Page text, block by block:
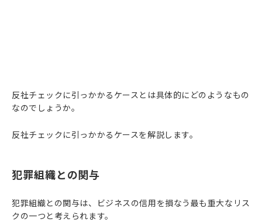
反社チェックに引っかかるケースとは具体的にどのようなもの
なのでしょうか。
反社チェックに引っかかるケースを解説します。
犯罪組織との関与
犯罪組織との関与は、ビジネスの信用を損なう最も重大なリス
クの一つと考えられます。